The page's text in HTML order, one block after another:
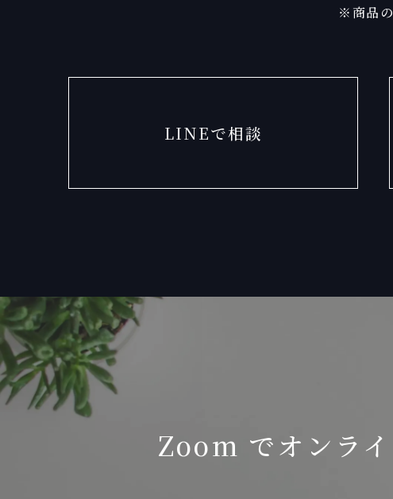
※商品の
LINEで相談
Zoom でオンラ